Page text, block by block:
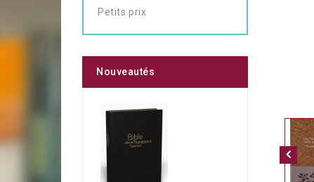
Petits prix
Nouveautés